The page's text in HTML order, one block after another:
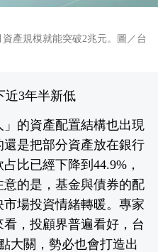
產規模就能突破2兆元。圖／台
近3年半新低
的資產配置結構也出現
是把部分資產放在銀行
比已經下降到44.9%，
的是，基金與債券的配
場投資情緒轉暖。專家
，投顧界普遍看好，台
大關，勢必也會打造出